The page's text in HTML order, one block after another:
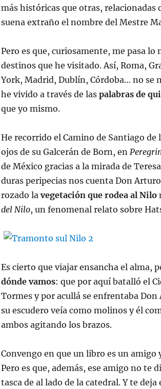
más históricas que otras, relacionadas
suena extraño el nombre del Mestre
Pero es que, curiosamente, me pasa
destinos que he visitado. Así, Roma,
York, Madrid, Dublín, Córdoba… no se
he vivido a través de las palabras de
que yo mismo.
He recorrido el Camino de Santiago
ojos de su Galcerán de Born, en
de México gracias a la mirada de
duras peripecias nos cuenta Don
rozado la vegetación que rodea al Nilo
del Nilo, un fenomenal relato sobre
Es cierto que viajar ensancha el alma,
dónde vamos: que por aquí batalló el
Tormes y por acullá se enfrentaba
su escudero veía como molinos y él
ambos agitando los brazos.
Convengo en que un libro es un
Pero es que, además, ese amigo no te
tasca de al lado de la catedral. Y te